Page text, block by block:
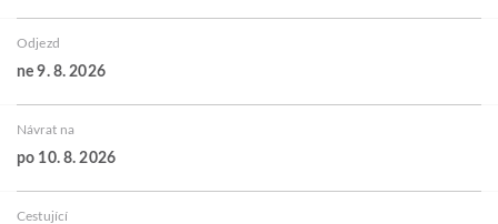
Odjezd
ne 9. 8. 2026
Návrat na
po 10. 8. 2026
Cestující